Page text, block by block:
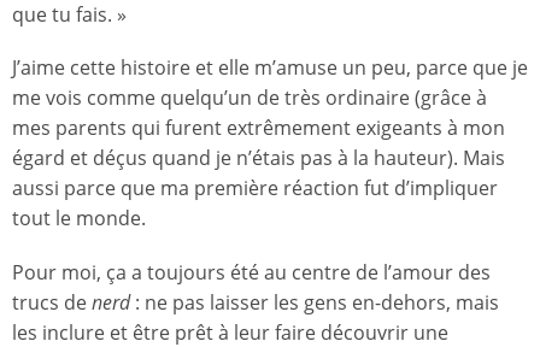
que tu fais. »
J’aime cette histoire et elle m’amuse un peu, parce que je
me vois comme quelqu’un de très ordinaire (grâce à
mes parents qui furent extrêmement exigeants à mon
égard et déçus quand je n’étais pas à la hauteur). Mais
aussi parce que ma première réaction fut d’impliquer
tout le monde.
Pour moi, ça a toujours été au centre de l’amour des
trucs denerd: ne pas laisser les gens en-dehors, mais
les inclure et être prêt à leur faire découvrir une